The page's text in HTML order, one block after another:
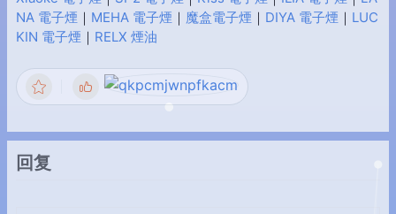
NA 電子煙 ｜ MEHA 電子煙 ｜ 魔盒電子煙 ｜ DIYA 電子煙 ｜ LUC
KIN 電子煙 ｜ RELX 煙油
回复